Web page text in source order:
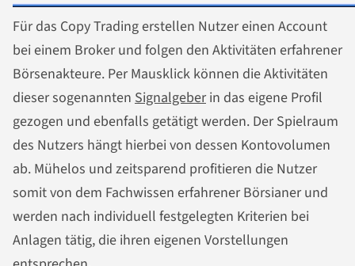
Für das Copy Trading erstellen Nutzer einen Account
bei einem Broker und folgen den Aktivitäten erfahrener
Börsenakteure. Per Mausklick können die Aktivitäten
dieser sogenannten Signalgeberin das eigene Profil
gezogen und ebenfalls getätigt werden. Der Spielraum
des Nutzers hängt hierbei von dessen Kontovolumen
ab. Mühelos und zeitsparend profitieren die Nutzer
somit von dem Fachwissen erfahrener Börsianer und
werden nach individuell festgelegten Kriterien bei
Anlagen tätig, die ihren eigenen Vorstellungen